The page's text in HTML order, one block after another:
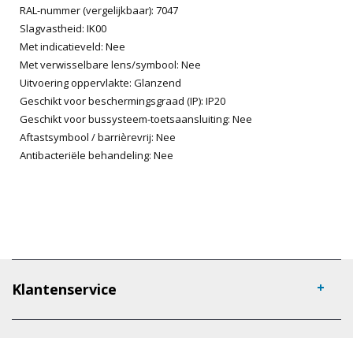
RAL-nummer (vergelijkbaar): 7047
Slagvastheid: IK00
Met indicatieveld: Nee
Met verwisselbare lens/symbool: Nee
Uitvoering oppervlakte: Glanzend
Geschikt voor beschermingsgraad (IP): IP20
Geschikt voor bussysteem-toetsaansluiting: Nee
Aftastsymbool / barrièrevrij: Nee
Antibacteriële behandeling: Nee
Klantenservice